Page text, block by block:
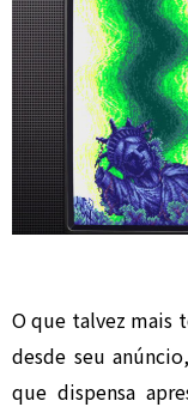
O que talvez mais
desde seu
que dispensa